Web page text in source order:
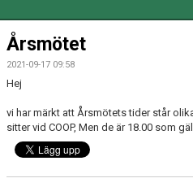
HEM
NYHETER
OM KLUBBEN
KONTAKT
KALENDER
Årsmötet
2021-09-17 09:58
Hej
vi har märkt att Årsmötets tider står
sitter vid COOP, Men de är 18.00 som